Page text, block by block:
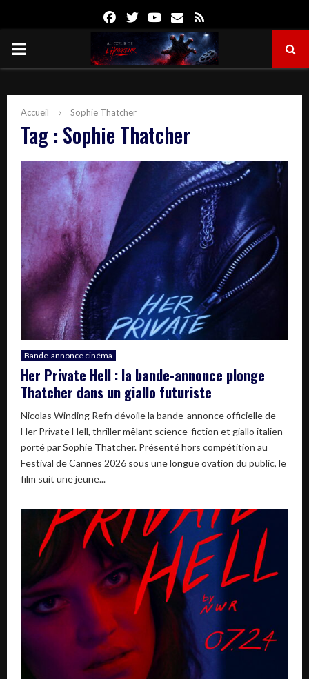
FacebookTwitterYoutube
Email
PRIMARY
Accueil Sophie Thatcher
Tag : Sophie Thatcher
Bande-annonce cinéma
Her Private Hell : la bande-annonce plonge
Thatcher dans un giallo futuriste
Nicolas Winding Refn dévoile la bande-annonce officielle de
Her Private Hell, thriller mêlant science-fiction et giallo italien
porté par Sophie Thatcher. Présenté hors compétition au
Festival de Cannes 2026 sous une longue ovation du public, le
film suit une jeune...